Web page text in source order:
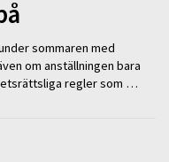
sommaren med
om anställningen bara
regler som …